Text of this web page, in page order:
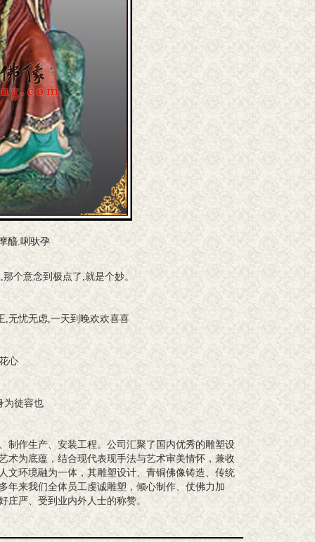
醯.唎驮孕
个意念到极点了,就是个妙。
虑,一天到晚欢欢喜喜
心
为徒容也
制作生产、安装工程。公司汇聚了国内优秀的雕塑设
术为底蕴，结合现代表现手法与艺术审美情怀，兼收
文环境融为一体，其雕塑设计、青铜佛像铸造、传统
年来我们全体员工虔诚雕塑，倾心制作、仗佛力加
庄严、受到业内外人士的称赞。